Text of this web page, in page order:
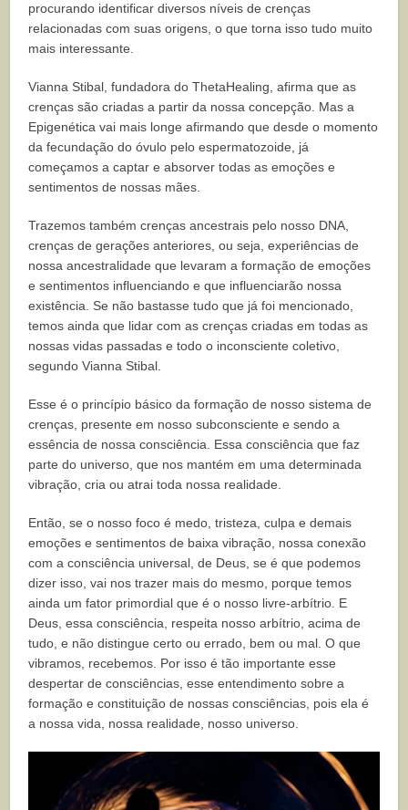
procurando identificar diversos níveis de crenças
relacionadas com suas origens, o que torna isso tudo muito
mais interessante.
Vianna Stibal, fundadora do ThetaHealing, afirma que as
crenças são criadas a partir da nossa concepção. Mas a
Epigenética vai mais longe afirmando que desde o momento
da fecundação do óvulo pelo espermatozoide, já
começamos a captar e absorver todas as emoções e
sentimentos de nossas mães.
Trazemos também crenças ancestrais pelo nosso DNA,
crenças de gerações anteriores, ou seja, experiências de
nossa ancestralidade que levaram a formação de emoções
e sentimentos influenciando e que influenciarão nossa
existência. Se não bastasse tudo que já foi mencionado,
temos ainda que lidar com as crenças criadas em todas as
nossas vidas passadas e todo o inconsciente coletivo,
segundo Vianna Stibal.
Esse é o princípio básico da formação de nosso sistema de
crenças, presente em nosso subconsciente e sendo a
essência de nossa consciência. Essa consciência que faz
parte do universo, que nos mantém em uma determinada
vibração, cria ou atrai toda nossa realidade.
Então, se o nosso foco é medo, tristeza, culpa e demais
emoções e sentimentos de baixa vibração, nossa conexão
com a consciência universal, de Deus, se é que podemos
dizer isso, vai nos trazer mais do mesmo, porque temos
ainda um fator primordial que é o nosso livre-arbítrio. E
Deus, essa consciência, respeita nosso arbítrio, acima de
tudo, e não distingue certo ou errado, bem ou mal. O que
vibramos, recebemos. Por isso é tão importante esse
despertar de consciências, esse entendimento sobre a
formação e constituição de nossas consciências, pois ela é
a nossa vida, nossa realidade, nosso universo.